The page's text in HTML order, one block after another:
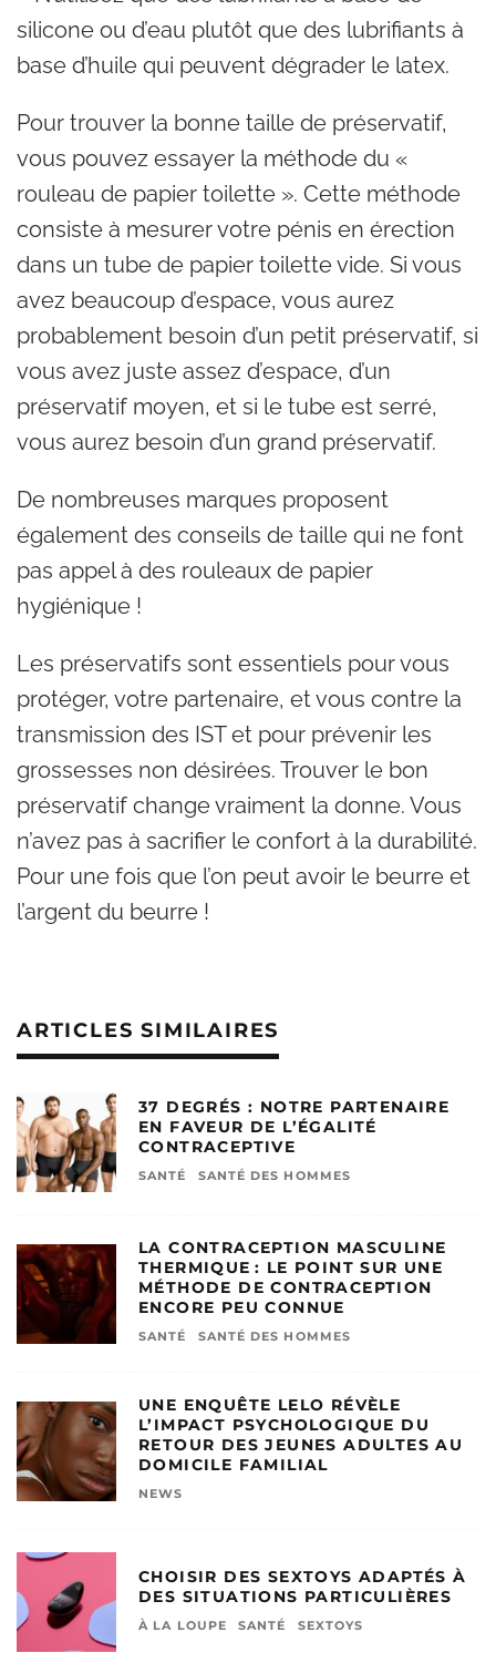
silicone ou d’eau plutôt que des lubrifiants à
base d’huile qui peuvent dégrader le latex.
Pour trouver la bonne taille de préservatif,
vous pouvez essayer la méthode du «
rouleau de papier toilette ». Cette méthode
consiste à mesurer votre pénis en érection
dans un tube de papier toilette vide. Si vous
avez beaucoup d’espace, vous aurez
probablement besoin d’un petit préservatif, si
vous avez juste assez d’espace, d’un
préservatif moyen, et si le tube est serré,
vous aurez besoin d’un grand préservatif.
De nombreuses marques proposent
également des conseils de taille qui ne font
pas appel à des rouleaux de papier
hygiénique !
Les préservatifs sont essentiels pour vous
protéger, votre partenaire, et vous contre la
transmission des IST et pour prévenir les
grossesses non désirées. Trouver le bon
préservatif change vraiment la donne. Vous
n’avez pas à sacrifier le confort à la durabilité.
Pour une fois que l’on peut avoir le beurre et
l’argent du beurre !
ARTICLES SIMILAIRES
37 DEGRÉS : NOTRE PARTENAIRE
EN FAVEUR DE L’ÉGALITÉ
CONTRACEPTIVE
SANTÉ SANTÉ DES HOMMES
LA CONTRACEPTION MASCULINE
THERMIQUE : LE POINT SUR UNE
MÉTHODE DE CONTRACEPTION
ENCORE PEU CONNUE
SANTÉ SANTÉ DES HOMMES
UNE ENQUÊTE LELO RÉVÈLE
L’IMPACT PSYCHOLOGIQUE DU
RETOUR DES JEUNES ADULTES AU
DOMICILE FAMILIAL
NEWS
CHOISIR DES SEXTOYS ADAPTÉS À
DES SITUATIONS PARTICULIÈRES
À LA LOUPE SANTÉ SEXTOYS